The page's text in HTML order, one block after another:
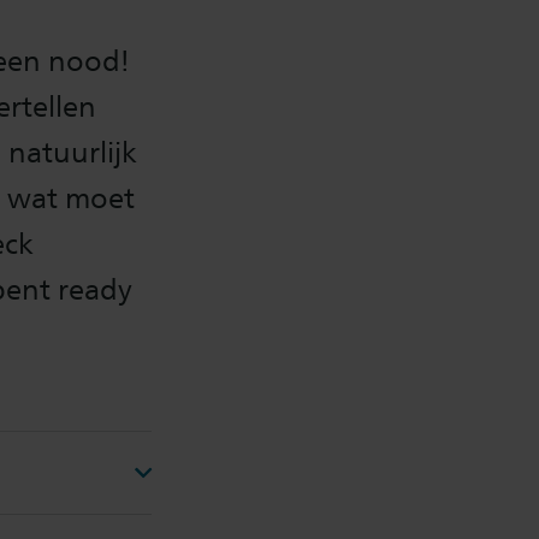
nood!
natuurlijk
wat moet
ready